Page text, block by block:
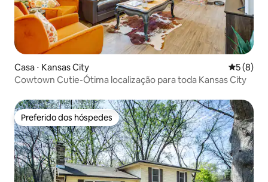
Casa ⋅ Kansas City 5 de
5 (8)
Cowtown Cutie-Ótima localização para toda Kansas City
Preferido dos hóspedes
Preferido dos hóspedes